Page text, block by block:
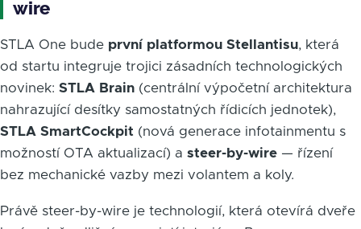
wire
STLA One bude první platformou Stellantisu, která
od startu integruje trojici zásadních technologických
novinek: STLA Brain (centrální výpočetní architektura
nahrazující desítky samostatných řídicích jednotek),
STLA SmartCockpit (nová generace infotainmentu s
možností OTA aktualizací) a steer-by-wire — řízení
bez mechanické vazby mezi volantem a koly.
Právě steer-by-wire je technologií, která otevírá dveře